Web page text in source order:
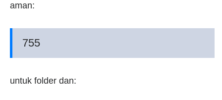
aman:
755
untuk folder dan: